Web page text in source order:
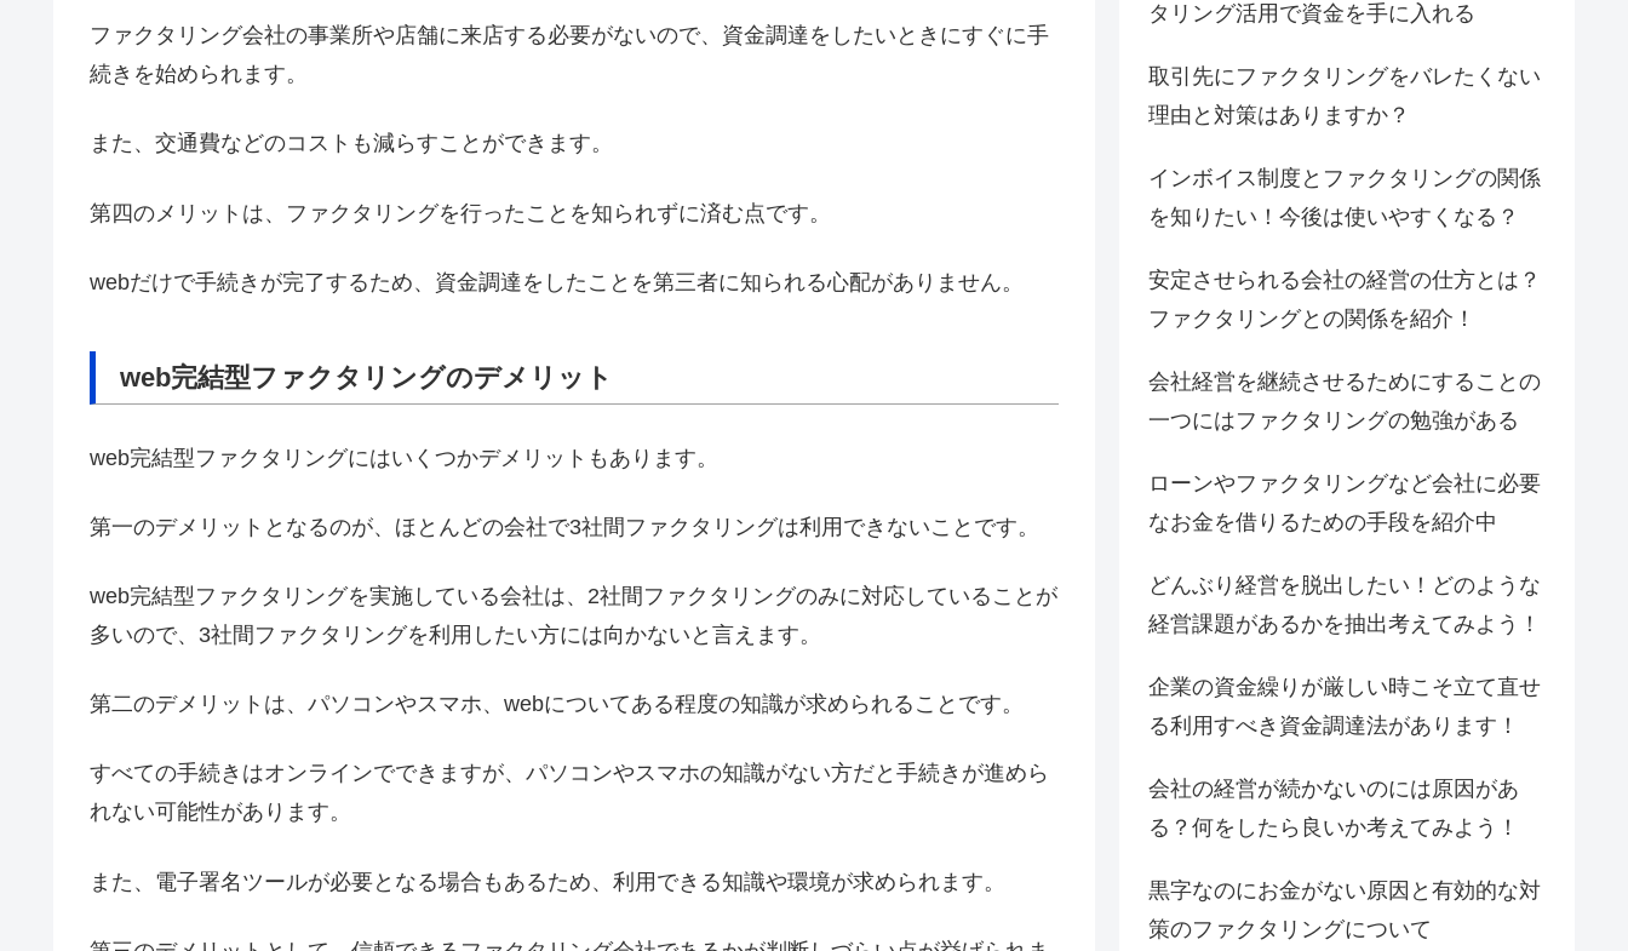
ファクタリング会社の事業所や店舗に来店する必要がないので、資金調達をしたいときにすぐに手
続きを始められます。
また、交通費などのコストも減らすことができます。
第四のメリットは、ファクタリングを行ったことを知られずに済む点です。
webだけで手続きが完了するため、資金調達をしたことを第三者に知られる心配がありません。
web完結型ファクタリングのデメリット
web完結型ファクタリングにはいくつかデメリットもあります。
第一のデメリットとなるのが、ほとんどの会社で3社間ファクタリングは利用できないことです。
web完結型ファクタリングを実施している会社は、2社間ファクタリングのみに対応していることが
多いので、3社間ファクタリングを利用したい方には向かないと言えます。
第二のデメリットは、パソコンやスマホ、webについてある程度の知識が求められることです。
すべての手続きはオンラインでできますが、パソコンやスマホの知識がない方だと手続きが進めら
れない可能性があります。
また、電子署名ツールが必要となる場合もあるため、利用できる知識や環境が求められます。
タリング活用で資金を手に入れる
取引先にファクタリングをバレたくない
理由と対策はありますか？
インボイス制度とファクタリングの関係
を知りたい！今後は使いやすくなる？
安定させられる会社の経営の仕方とは？
ファクタリングとの関係を紹介！
会社経営を継続させるためにすることの
一つにはファクタリングの勉強がある
ローンやファクタリングなど会社に必要
なお金を借りるための手段を紹介中
どんぶり経営を脱出したい！どのような
経営課題があるかを抽出考えてみよう！
企業の資金繰りが厳しい時こそ立て直せ
る利用すべき資金調達法があります！
会社の経営が続かないのには原因があ
る？何をしたら良いか考えてみよう！
黒字なのにお金がない原因と有効的な対
策のファクタリングについて